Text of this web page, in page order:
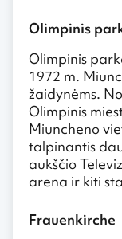
Olimpinis
Olimpinis
1972 m.
žaidynėms.
Olimpinis
Miuncheno
talpinantis
aukščio
arena ir kiti
Frauenkirche